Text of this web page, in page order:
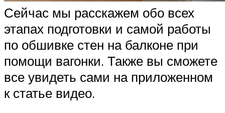
Сейчас мы расскажем обо всех
этапах подготовки и самой работы
по обшивке стен на балконе при
помощи вагонки. Также вы сможете
все увидеть сами на приложенном
к статье видео.